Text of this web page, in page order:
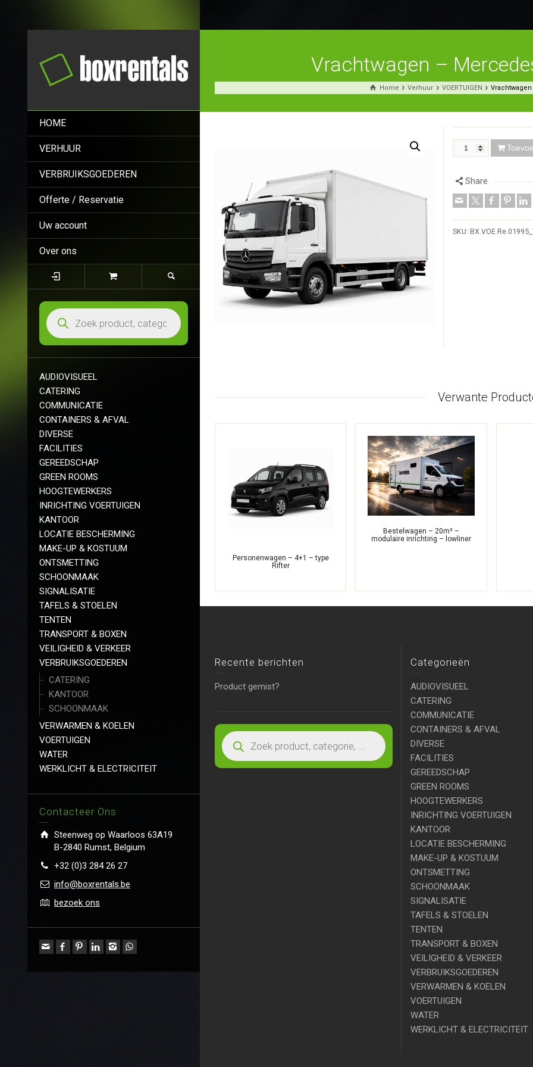
HOME
VERHUUR
VERBRUIKSGOEDEREN
Offerte / Reservatie
Uw account
Over ons
AUDIOVISUEEL
CATERING
COMMUNICATIE
CONTAINERS & AFVAL
DIVERSE
FACILITIES
GEREEDSCHAP
GREEN ROOMS
HOOGTEWERKERS
INRICHTING VOERTUIGEN
KANTOOR
LOCATIE BESCHERMING
MAKE-UP & KOSTUUM
ONTSMETTING
SCHOONMAAK
SIGNALISATIE
TAFELS & STOELEN
TENTEN
TRANSPORT & BOXEN
VEILIGHEID & VERKEER
VERBRUIKSGOEDEREN
CATERING
KANTOOR
SCHOONMAAK
VERWARMEN & KOELEN
VOERTUIGEN
WATER
WERKLICHT & ELECTRICITEIT
Contacteer Ons
Steenweg op Waarloos 63A19
B-2840 Rumst, Belgium
+32 (0)3 284 26 27
info@boxrentals.be
bezoek ons
Vrachtwagen –
Home Verhuur VOERTUIGEN
Share
SKU:
Verwante
Personenwagen – 4+1 – type
Rifter
Bestelwagen – 20m³ –
modulaire inrichting – lowliner
Recente berichten
Product gemist?
Categorieën
AUDIOVISUEEL
CATERING
COMMUNICATIE
CONTAINERS & AFVAL
DIVERSE
FACILITIES
GEREEDSCHAP
GREEN ROOMS
HOOGTEWERKERS
INRICHTING VOERTUIGEN
KANTOOR
LOCATIE BESCHERMING
MAKE-UP & KOSTUUM
ONTSMETTING
SCHOONMAAK
SIGNALISATIE
TAFELS & STOELEN
TENTEN
TRANSPORT & BOXEN
VEILIGHEID & VERKEER
VERBRUIKSGOEDEREN
VERWARMEN & KOELEN
VOERTUIGEN
WATER
WERKLICHT & ELECTRICITEIT